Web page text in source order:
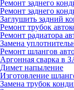
Ремонт заднего
Ремонт заднего
Заглушить задний
Ремонт трубок
Ремонт радиатора
Замена
Ремонт шлангов
Аргонная сварка в
Димет напыление
Изготовление
Замена трубок